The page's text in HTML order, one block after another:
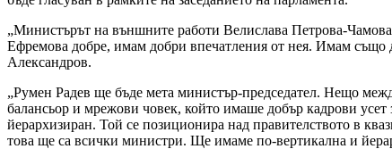
„Министърът на външните работи Велислава Петрова-
Ефремова добре, имам добри впечатления от нея. Имам също
Александров.
„Румен Радев ще бъде мета министър-председател. Нещо
балансьор и мрежови човек, който имаше добър кадрови усет
йерархизиран. Той се позиционира над правителството в
това ще са всички министри. Ще имаме по-вертикална и